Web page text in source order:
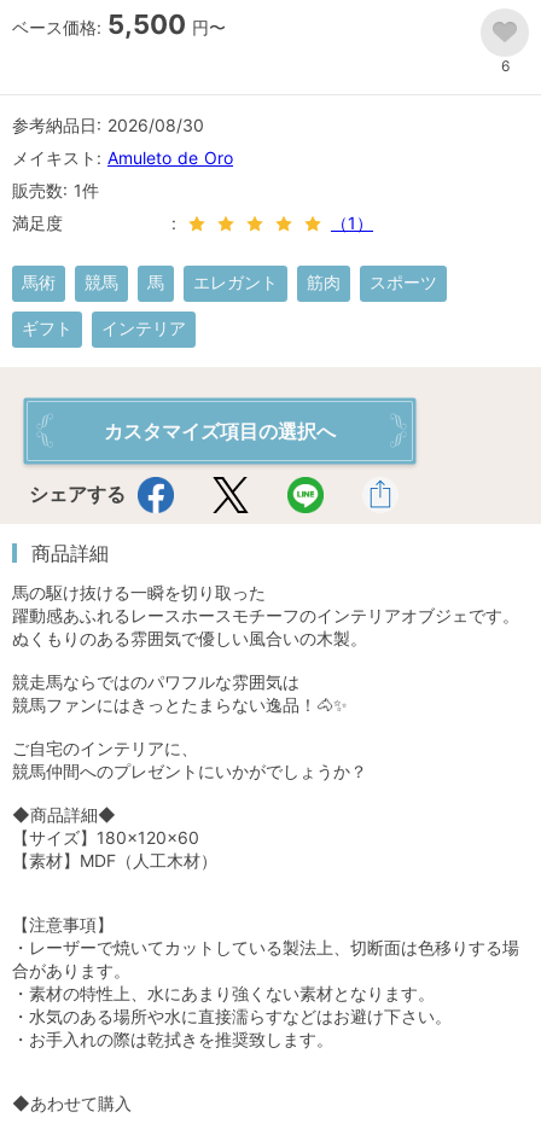
ベース価格: 5,500 円〜
6
参考納品日: 2026/08/30
メイキスト: Amuleto de Oro
販売数: 1件
満足度
（1）
馬術 競馬 馬 エレガント 筋肉 スポーツ
ギフト インテリア
カスタマイズ項目の選択へ
シェアする
商品詳細
馬の駆け抜ける一瞬を切り取った
躍動感あふれるレースホースモチーフのインテリアオブジェです。
ぬくもりのある雰囲気で優しい風合いの木製。
競走馬ならではのパワフルな雰囲気は
競馬ファンにはきっとたまらない逸品！🐴✨
ご自宅のインテリアに、
競馬仲間へのプレゼントにいかがでしょうか？
◆商品詳細◆
【サイズ】180×120×60
【素材】MDF（人工木材）
【注意事項】
・レーザーで焼いてカットしている製法上、切断面は色移りする場
合があります。
・素材の特性上、水にあまり強くない素材となります。
・水気のある場所や水に直接濡らすなどはお避け下さい。
・お手入れの際は乾拭きを推奨致します。
◆あわせて購入